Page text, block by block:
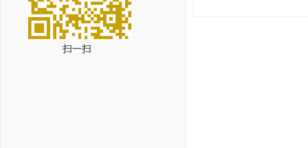
扫一扫